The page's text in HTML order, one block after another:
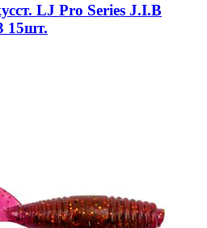
LJ Pro Series J.I.B
15шт.